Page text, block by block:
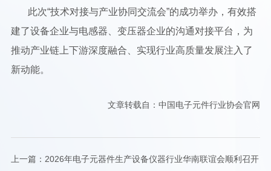
此次“技术对接与产业协同交流会”的成功举办，有效搭
建了设备企业与电感器、变压器企业的沟通对接平台，为
推动产业链上下游深度融合、实现行业高质量发展注入了
新动能。
文章转载自：中国电子元件行业协会官网
上一篇： 2026年电子元器件生产设备仪器行业华南联谊会顺利召开